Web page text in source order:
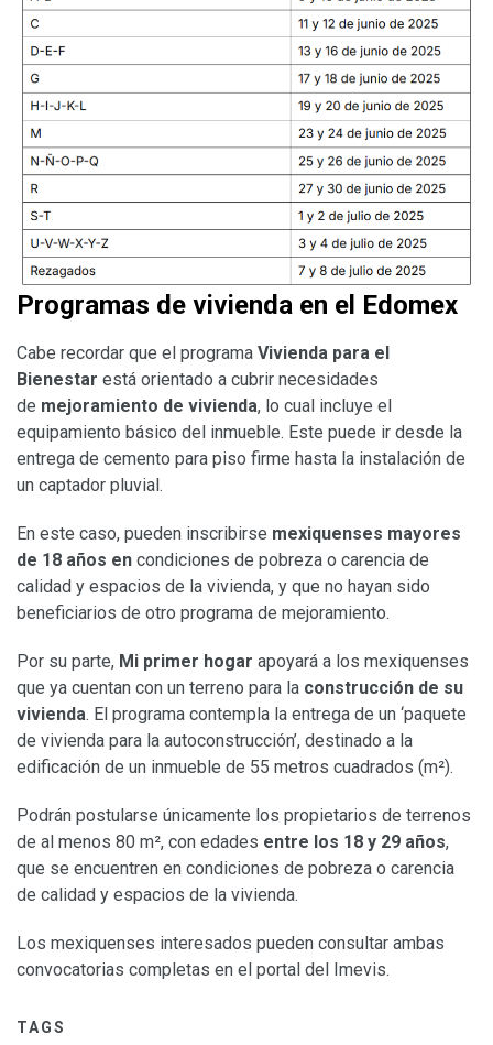
Programas de vivienda en el Edomex
Cabe recordar que el programa Vivienda para el
Bienestar está orientado a cubrir necesidades
de mejoramiento de vivienda, lo cual incluye el
equipamiento básico del inmueble. Este puede ir desde la
entrega de cemento para piso firme hasta la instalación de
un captador pluvial.
En este caso, pueden inscribirse mexiquenses mayores
de 18 años en condiciones de pobreza o carencia de
calidad y espacios de la vivienda, y que no hayan sido
beneficiarios de otro programa de mejoramiento.
Por su parte, Mi primer hogar apoyará a los mexiquenses
que ya cuentan con un terreno para la construcción de su
vivienda. El programa contempla la entrega de un ‘paquete
de vivienda para la autoconstrucción’, destinado a la
edificación de un inmueble de 55 metros cuadrados (m²).
Podrán postularse únicamente los propietarios de terrenos
de al menos 80 m², con edades entre los 18 y 29 años,
que se encuentren en condiciones de pobreza o carencia
de calidad y espacios de la vivienda.
Los mexiquenses interesados pueden consultar ambas
convocatorias completas en el portal del Imevis.
TAGS